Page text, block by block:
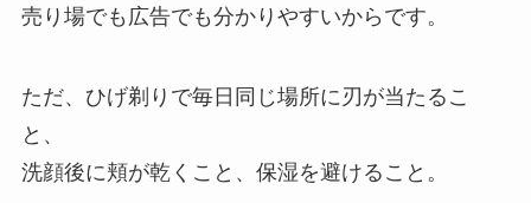
売り場でも広告でも分かりやすいからです。
ただ、ひげ剃りで毎日同じ場所に刃が当たるこ
と、
洗顔後に頬が乾くこと、保湿を避けること。